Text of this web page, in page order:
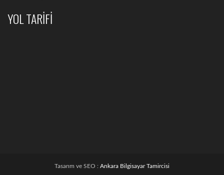
YOL TARİFİ
Tasarım ve SEO : Ankara Bilgisayar Tamircisi